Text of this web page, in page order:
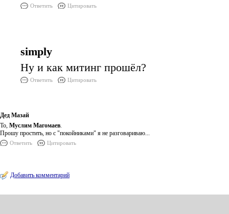
Ответить Цитировать
simply
Ну и как митинг прошёл?
Ответить Цитировать
Дед Мазай
То, Муслим Магомаев.
Прошу простить, но с "покойниками" я не разговариваю...
Ответить Цитировать
Добавить комментарий